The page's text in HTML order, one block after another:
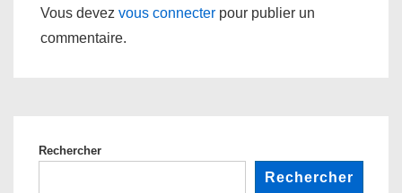
Vous devez vous connecter pour publier un
commentaire.
Rechercher
Rechercher